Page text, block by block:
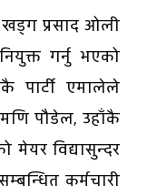
खड्ग प्रसाद ओली
गर्नु भएको
पार्टी एमालेले
पौडेल, उहाँकै
मेयर विद्यासुन्दर
कर्मचारी